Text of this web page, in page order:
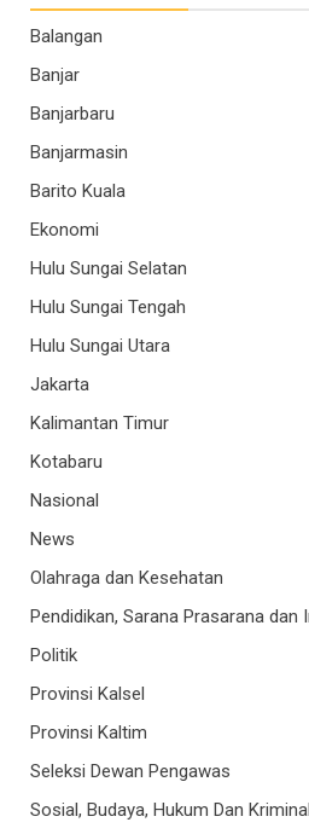
Balangan
Banjar
Banjarbaru
Banjarmasin
Barito Kuala
Ekonomi
Hulu Sungai Selatan
Hulu Sungai Tengah
Hulu Sungai Utara
Jakarta
Kalimantan Timur
Kotabaru
Nasional
News
Olahraga dan Kesehatan
Pendidikan, Sarana Prasarana
Politik
Provinsi Kalsel
Provinsi Kaltim
Seleksi Dewan Pengawas
Sosial, Budaya, Hukum Dan